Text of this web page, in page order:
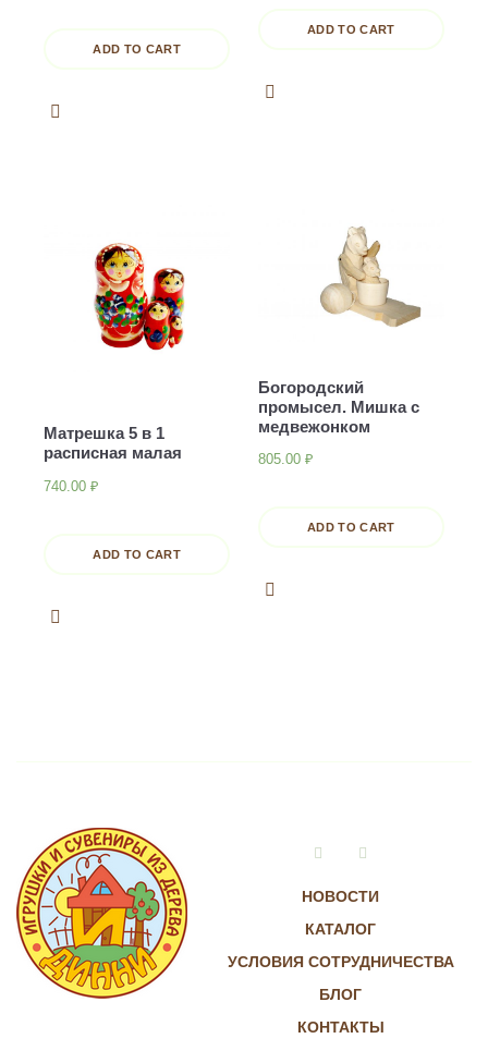
ADD TO CART
ADD TO CART
Матрешка 5 в 1
расписная малая
740.00 ₽
ADD TO CART
Богородский
промысел. Мишка с
медвежонком
805.00 ₽
ADD TO CART
НОВОСТИ
КАТАЛОГ
УСЛОВИЯ СОТРУДНИЧЕСТВА
БЛОГ
КОНТАКТЫ
VkontakteInstagram